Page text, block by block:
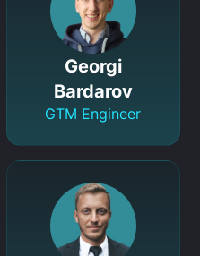
Georgi
Bardarov
GTM Engineer